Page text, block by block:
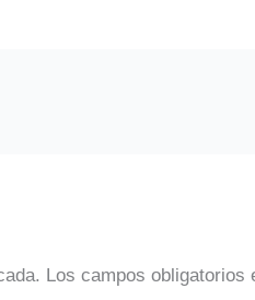
Los campos obligatorios